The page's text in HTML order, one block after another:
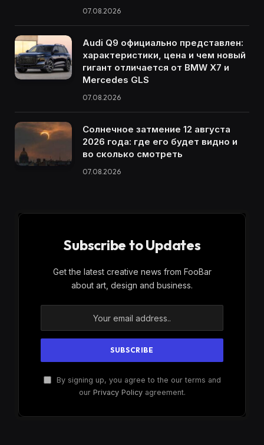
07.08.2026
Audi Q9 официально представлен:
характеристики, цена и чем новый
гигант отличается от BMW X7 и
Mercedes GLS
07.08.2026
Солнечное затмение 12 августа
2026 года: где его будет видно и
во сколько смотреть
07.08.2026
Subscribe to Updates
Get the latest creative news from FooBar
about art, design and business.
By signing up, you agree to the our terms and
our Privacy Policyagreement.